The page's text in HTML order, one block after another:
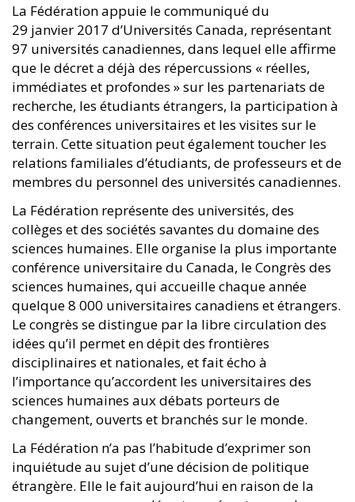
La Fédération appuie le communiqué du
29 janvier 2017 d’Universités Canada, représentant
97 universités canadiennes, dans lequel elle affirme
que le décret a déjà des répercussions « réelles,
immédiates et profondes » sur les partenariats de
recherche, les étudiants étrangers, la participation à
des conférences universitaires et les visites sur le
terrain. Cette situation peut également toucher les
relations familiales d’étudiants, de professeurs et de
membres du personnel des universités canadiennes.
La Fédération représente des universités, des
collèges et des sociétés savantes du domaine des
sciences humaines. Elle organise la plus importante
conférence universitaire du Canada, le Congrès des
sciences humaines, qui accueille chaque année
quelque 8 000 universitaires canadiens et étrangers.
Le congrès se distingue par la libre circulation des
idées qu’il permet en dépit des frontières
disciplinaires et nationales, et fait écho à
l’importance qu’accordent les universitaires des
sciences humaines aux débats porteurs de
changement, ouverts et branchés sur le monde.
La Fédération n’a pas l’habitude d’exprimer son
inquiétude au sujet d’une décision de politique
étrangère. Elle le fait aujourd’hui en raison de la